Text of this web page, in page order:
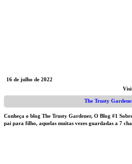
16 de julho de 2022
The Trusty
Conheça o blog The Trusty Gardener, O Blog #1
pai para filho, aquelas muitas vezes guardadas a 7